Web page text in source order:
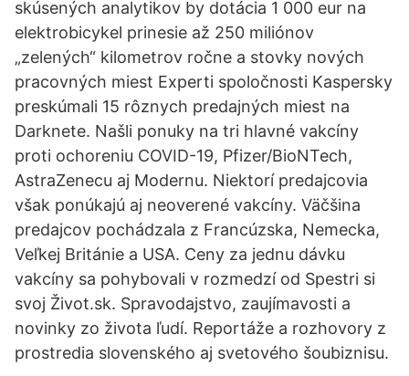
skúsených analytikov by dotácia 1 000 eur na
elektrobicykel prinesie až 250 miliónov
„zelených“ kilometrov ročne a stovky nových
pracovných miest Experti spoločnosti Kaspersky
preskúmali 15 rôznych predajných miest na
Darknete. Našli ponuky na tri hlavné vakcíny
proti ochoreniu COVID-19, Pfizer/BioNTech,
AstraZenecu aj Modernu. Niektorí predajcovia
však ponúkajú aj neoverené vakcíny. Väčšina
predajcov pochádzala z Francúzska, Nemecka,
Veľkej Británie a USA. Ceny za jednu dávku
vakcíny sa pohybovali v rozmedzí od Spestri si
svoj Život.sk. Spravodajstvo, zaujímavosti a
novinky zo života ľudí. Reportáže a rozhovory z
prostredia slovenského aj svetového šoubiznisu.